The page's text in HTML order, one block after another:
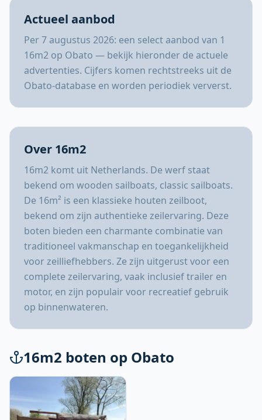
Actueel aanbod
Per 7 augustus 2026: een select aanbod van 1
16m2 op Obato — bekijk hieronder de actuele
advertenties. Cijfers komen rechtstreeks uit de
Obato-database en worden periodiek ververst.
Over 16m2
16m2 komt uit Netherlands. De werf staat
bekend om wooden sailboats, classic sailboats.
De 16m² is een klassieke houten zeilboot,
bekend om zijn authentieke zeilervaring. Deze
boten bieden een charmante combinatie van
traditioneel vakmanschap en toegankelijkheid
voor zeilliefhebbers. Ze zijn uitgerust voor een
complete zeilervaring, vaak inclusief trailer en
motor, en zijn populair voor recreatief gebruik
op binnenwateren.
16m2 boten op Obato